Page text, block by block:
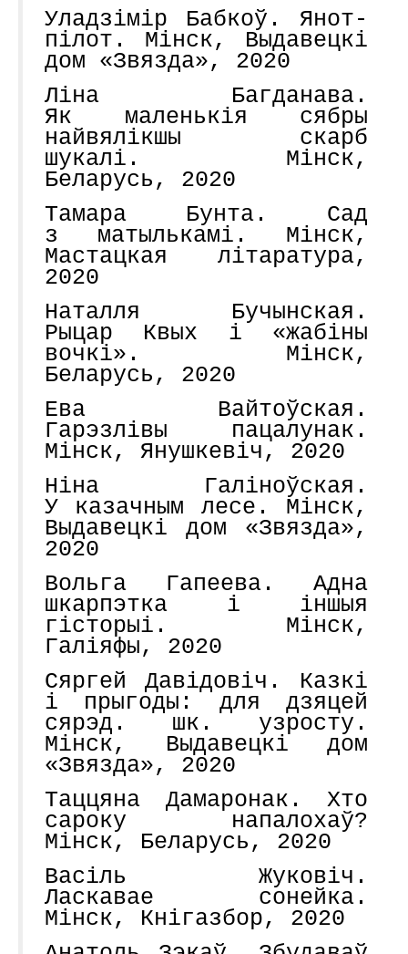
Уладзімір Бабкоў. Янот-
пілот. Мінск, Выдавецкі
дом «Звязда», 2020
Ліна Багданава.
Як маленькія сябры
найвялікшы скарб
шукалі. Мінск,
Беларусь, 2020
Тамара Бунта. Сад
з матылькамі. Мінск,
Мастацкая літаратура,
2020
Наталля Бучынская.
Рыцар Квых і «жабіны
вочкі». Мінск,
Беларусь, 2020
Ева Вайтоўская.
Гарэзлівы пацалунак.
Мінск, Янушкевіч, 2020
Ніна Галіноўская.
У казачным лесе. Мінск,
Выдавецкі дом «Звязда»,
2020
Вольга Гапеева. Адна
шкарпэтка і іншыя
гісторыі. Мінск,
Галіяфы, 2020
Сяргей Давідовіч. Казкі
і прыгоды: для дзяцей
сярэд. шк. узросту.
Мінск, Выдавецкі дом
«Звязда», 2020
Таццяна Дамаронак. Хто
сароку напалохаў?
Мінск, Беларусь, 2020
Васіль Жуковіч.
Ласкавае сонейка.
Мінск, Кнігазбор, 2020